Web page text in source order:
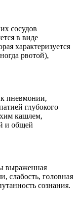
сосудов
в виде
характеризуется
рвотой),
пневмонии,
глубокого
кашлем,
и общей
выраженная
слабость, головная
сознания.